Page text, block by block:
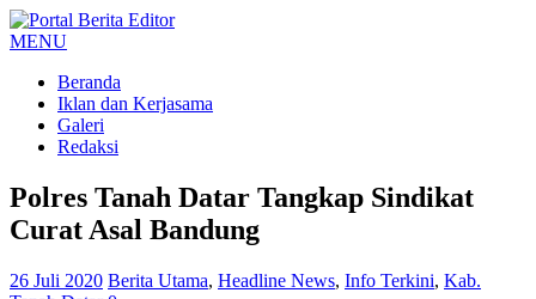
MENU
Beranda
Iklan dan Kerjasama
Galeri
Redaksi
Polres Tanah Datar Tangkap Sindikat
Curat Asal Bandung
26 Juli 2020 Berita Utama, Headline News, Info Terkini, Kab.